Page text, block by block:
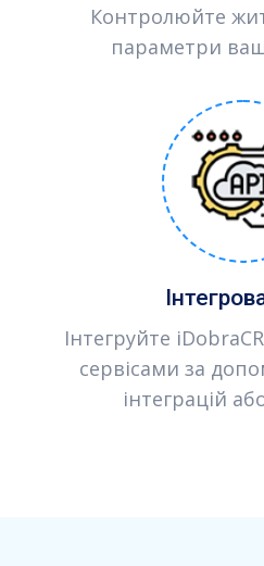
Контролюйте
параметри
Інтегруйте
сервісами за
інтеграцій